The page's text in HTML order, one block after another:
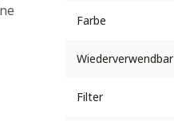
Farbe
Wiederverwendbar
Filter